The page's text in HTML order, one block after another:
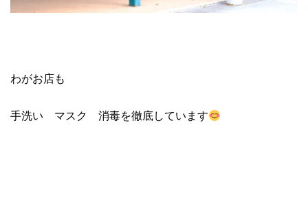
わがお店も
手洗い マスク 消毒を徹底しています